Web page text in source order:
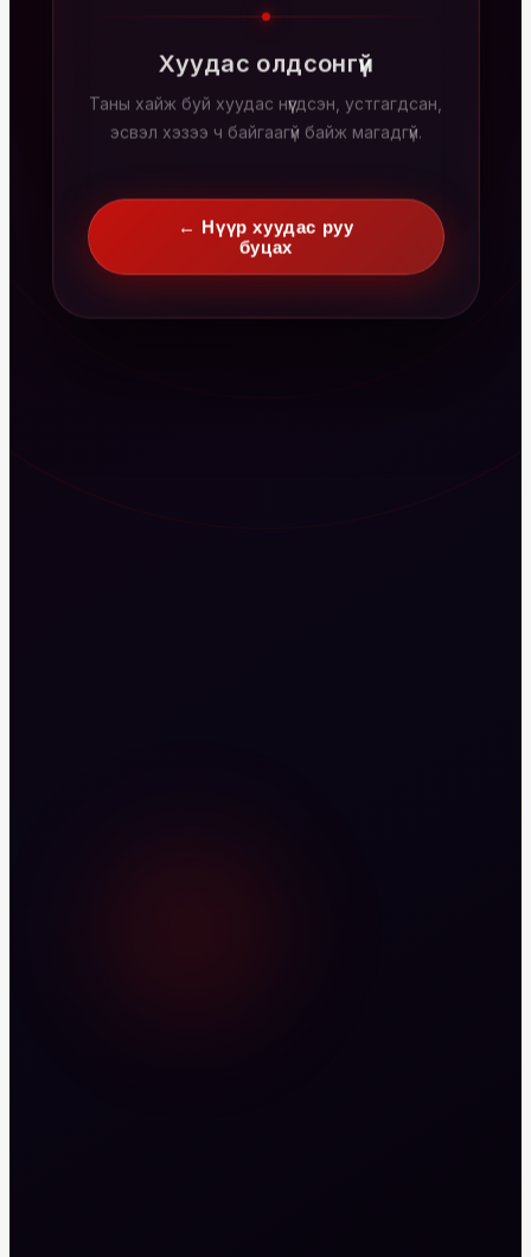
Хуудас олдсонгүй
Таны хайж буй хуудас нүүгдсэн, устгагдсан,
эсвэл хэзээ ч байгаагүй байж магадгүй.
← Нүүр хуудас руу
буцах